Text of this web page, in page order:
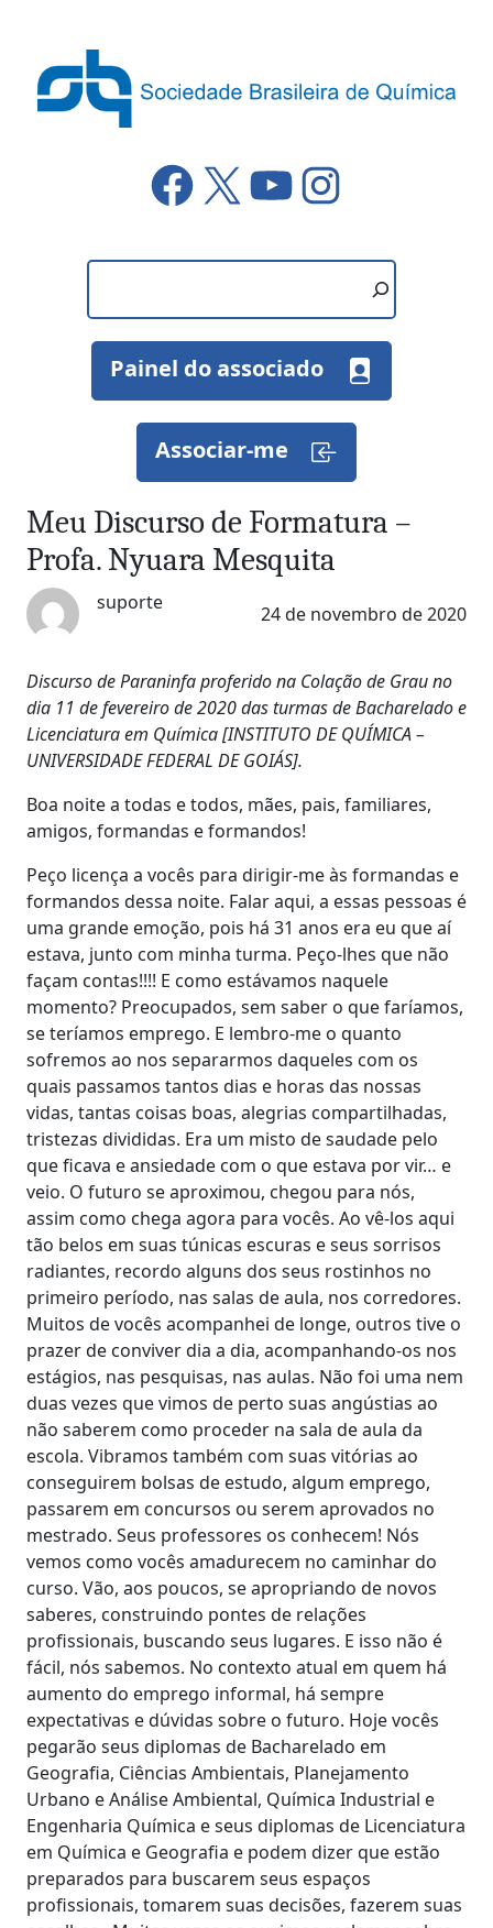
conteúdo
Facebook
X YouTube
Instagram
Painel do associado
Associar-me
Meu Discurso de Formatura –
Profa. Nyuara Mesquita
suporte 24 de novembro de 2020
Discurso de Paraninfa proferido na Colação de Grau no
dia 11 de fevereiro de 2020 das turmas de Bacharelado e
Licenciatura em Química [INSTITUTO DE QUÍMICA –
UNIVERSIDADE FEDERAL DE GOIÁS].
Boa noite a todas e todos, mães, pais, familiares,
amigos, formandas e formandos!
Peço licença a vocês para dirigir-me às formandas e
formandos dessa noite. Falar aqui, a essas pessoas é
uma grande emoção, pois há 31 anos era eu que aí
estava, junto com minha turma. Peço-lhes que não
façam contas!!!! E como estávamos naquele
momento? Preocupados, sem saber o que faríamos,
se teríamos emprego. E lembro-me o quanto
sofremos ao nos separarmos daqueles com os
quais passamos tantos dias e horas das nossas
vidas, tantas coisas boas, alegrias compartilhadas,
tristezas divididas. Era um misto de saudade pelo
que ficava e ansiedade com o que estava por vir… e
veio. O futuro se aproximou, chegou para nós,
assim como chega agora para vocês. Ao vê-los aqui
tão belos em suas túnicas escuras e seus sorrisos
radiantes, recordo alguns dos seus rostinhos no
primeiro período, nas salas de aula, nos corredores.
Muitos de vocês acompanhei de longe, outros tive o
prazer de conviver dia a dia, acompanhando-os nos
estágios, nas pesquisas, nas aulas. Não foi uma nem
duas vezes que vimos de perto suas angústias ao
não saberem como proceder na sala de aula da
escola. Vibramos também com suas vitórias ao
conseguirem bolsas de estudo, algum emprego,
passarem em concursos ou serem aprovados no
mestrado. Seus professores os conhecem! Nós
vemos como vocês amadurecem no caminhar do
curso. Vão, aos poucos, se apropriando de novos
saberes, construindo pontes de relações
profissionais, buscando seus lugares. E isso não é
fácil, nós sabemos. No contexto atual em quem há
aumento do emprego informal, há sempre
expectativas e dúvidas sobre o futuro. Hoje vocês
pegarão seus diplomas de Bacharelado em
Geografia, Ciências Ambientais, Planejamento
Urbano e Análise Ambiental, Química Industrial e
Engenharia Química e seus diplomas de Licenciatura
em Química e Geografia e podem dizer que estão
preparados para buscarem seus espaços
profissionais, tomarem suas decisões, fazerem suas